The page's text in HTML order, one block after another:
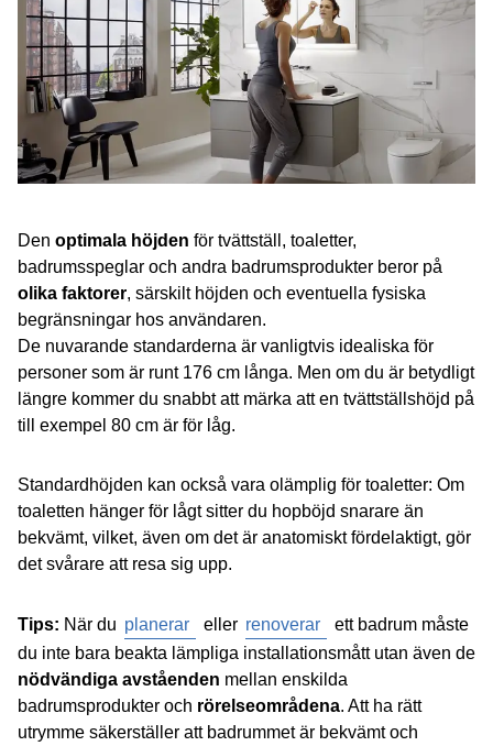
Den optimala höjden för tvättställ, toaletter,
badrumsspeglar och andra badrumsprodukter beror på
olika faktorer, särskilt höjden och eventuella fysiska
begränsningar hos användaren.
De nuvarande standarderna är vanligtvis idealiska för
personer som är runt 176 cm långa. Men om du är betydligt
längre kommer du snabbt att märka att en tvättställshöjd på
till exempel 80 cm är för låg.
Standardhöjden kan också vara olämplig för toaletter: Om
toaletten hänger för lågt sitter du hopböjd snarare än
bekvämt, vilket, även om det är anatomiskt fördelaktigt, gör
det svårare att resa sig upp.
Tips: När du planerar eller renoverar
ett badrum måste
du inte bara beakta lämpliga installationsmått utan även de
nödvändiga avståenden mellan enskilda
badrumsprodukter och rörelseområdena. Att ha rätt
utrymme säkerställer att badrummet är bekvämt och